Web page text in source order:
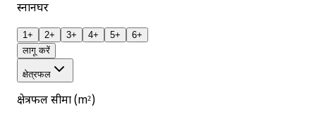
स्नानघर
1+ 2+ 3+ 4+ 5+
6+
लागू करें
क्षेत्रफल
क्षेत्रफल सीमा (m²)